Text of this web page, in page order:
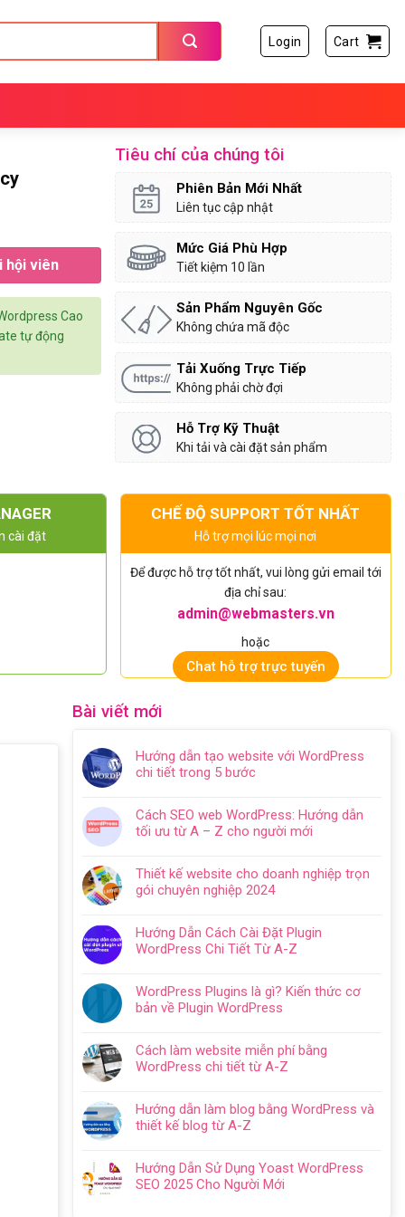
Login Cart
hội viên
Cao
tự động
Tiêu chí của chúng tôi
Phiên Bản Mới Nhất
Liên tục cập nhật
Mức Giá Phù Hợp
Tiết kiệm 10 lần
Sản Phẩm Nguyên Gốc
Không chứa mã độc
Tải Xuống Trực Tiếp
Không phải chờ đợi
Hỗ Trợ Kỹ Thuật
Khi tải và cài đặt sản phẩm
cài đặt
CHẾ ĐỘ SUPPORT TỐT NHẤT
Hỗ trợ mọi lúc mọi nơi
Để được hỗ trợ tốt nhất, vui lòng gửi email tới
địa chỉ sau:
admin@webmasters.vn
hoặc
Chat hỗ trợ trực tuyến
Bài viết mới
Hướng dẫn tạo website với WordPress
chi tiết trong 5 bước
bình
luận
Hướng
dẫn
tạo
với
WordPress
tiết
trong
5
Cách SEO web WordPress: Hướng dẫn
tối ưu từ A – Z cho người mới
bình
luận
Cách
SEO
Hướng
dẫn
ưu
từ
A
Z
cho
Thiết kế website cho doanh nghiệp trọn
gói chuyên nghiệp 2024
bình
luận
Thiết
kế
doanh
nghiệp
gói
chuyên
nghiệp
Hướng Dẫn Cách Cài Đặt Plugin
WordPress Chi Tiết Từ A-Z
bình
luận
Hướng
Dẫn
Đặt
Plugin
Chi
Tiết
Từ
WordPress Plugins là gì? Kiến thức cơ
bản về Plugin WordPress
bình
luận
WordPress
Plugins
Kiến
thức
Cách làm website miễn phí bằng
WordPress chi tiết từ A-Z
bình
luận
Cách
làm
Hướng dẫn làm blog bằng WordPress và
thiết kế blog từ A-Z
bình
luận
Hướng Dẫn Sử Dụng Yoast WordPress
SEO 2025 Cho Người Mới